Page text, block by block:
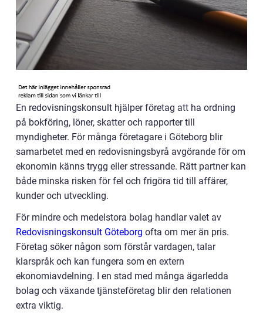
En redovisningskonsult hjälper företag att ha ordning
på bokföring, löner, skatter och rapporter till
myndigheter. För många företagare i Göteborg blir
samarbetet med en redovisningsbyrå avgörande för om
ekonomin känns trygg eller stressande. Rätt partner kan
både minska risken för fel och frigöra tid till affärer,
kunder och utveckling.
För mindre och medelstora bolag handlar valet av
Redovisningskonsult Göteborg ofta om mer än pris.
Företag söker någon som förstår vardagen, talar
klarspråk och kan fungera som en extern
ekonomiavdelning. I en stad med många ägarledda
bolag och växande tjänsteföretag blir den relationen
extra viktig.